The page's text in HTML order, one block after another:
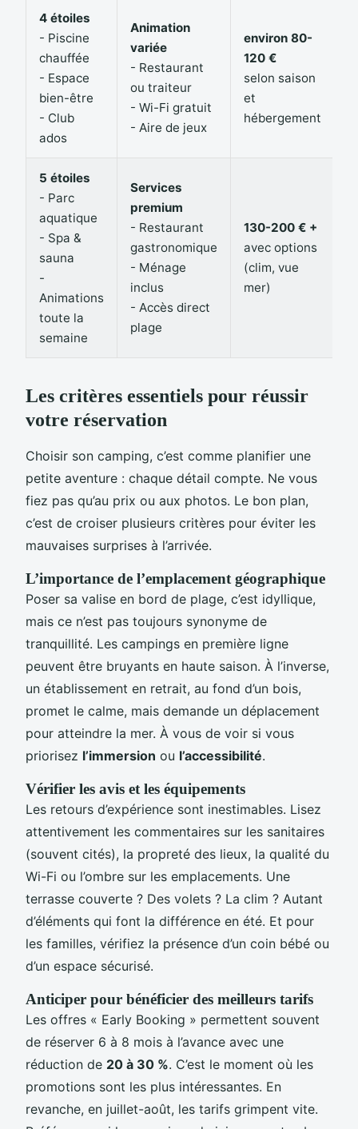
4 étoiles
- Piscine
chauffée
- Espace
bien-être
- Club
ados
Animation
variée
- Restaurant
ou traiteur
- Wi-Fi gratuit
- Aire de jeux
environ 80-
120 €
selon saison
et
hébergement
5 étoiles
- Parc
aquatique
- Spa &
sauna
-
Animations
toute la
semaine
Services
premium
- Restaurant
gastronomique
- Ménage
inclus
- Accès direct
plage
130-200 € +
avec options
(clim, vue
mer)
Les critères essentiels pour réussir
votre réservation
Choisir son camping, c’est comme planifier une
petite aventure : chaque détail compte. Ne vous
fiez pas qu’au prix ou aux photos. Le bon plan,
c’est de croiser plusieurs critères pour éviter les
mauvaises surprises à l’arrivée.
L’importance de l’emplacement géographique
Poser sa valise en bord de plage, c’est idyllique,
mais ce n’est pas toujours synonyme de
tranquillité. Les campings en première ligne
peuvent être bruyants en haute saison. À l’inverse,
un établissement en retrait, au fond d’un bois,
promet le calme, mais demande un déplacement
pour atteindre la mer. À vous de voir si vous
priorisez l’immersion ou l’accessibilité.
Vérifier les avis et les équipements
Les retours d’expérience sont inestimables. Lisez
attentivement les commentaires sur les sanitaires
(souvent cités), la propreté des lieux, la qualité du
Wi-Fi ou l’ombre sur les emplacements. Une
terrasse couverte ? Des volets ? La clim ? Autant
d’éléments qui font la différence en été. Et pour
les familles, vérifiez la présence d’un coin bébé ou
d’un espace sécurisé.
Anticiper pour bénéficier des meilleurs tarifs
Les offres « Early Booking » permettent souvent
de réserver 6 à 8 mois à l’avance avec une
réduction de 20 à 30 %. C’est le moment où les
promotions sont les plus intéressantes. En
revanche, en juillet-août, les tarifs grimpent vite.